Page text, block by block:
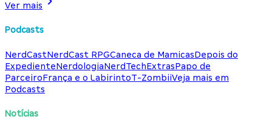
Ver mais
Podcasts
NerdCastNerdCast RPGCaneca de MamicasDepois do
ExpedienteNerdologiaNerdTechExtrasPapo de
ParceiroFrança e o LabirintoT-ZombiiVeja mais em
Podcasts
Notícias